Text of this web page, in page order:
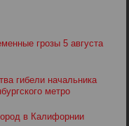
грозы 5 августа
гибели начальника
метро
в Калифорнии